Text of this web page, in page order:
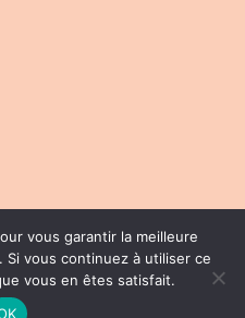
Franck WD|
vous garantir la meilleure
vous continuez à utiliser ce
vous en êtes satisfait.